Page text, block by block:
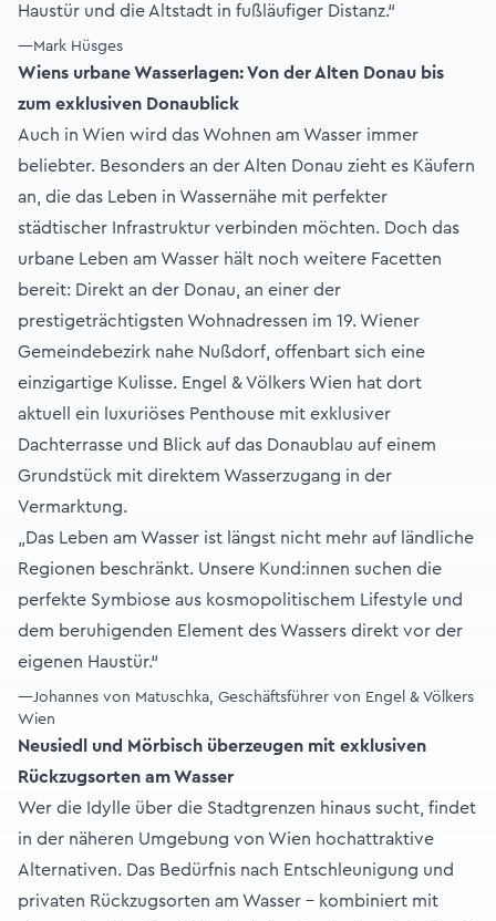
Haustür und die Altstadt in fußläufiger Distanz.“
—Mark Hüsges
Wiens urbane Wasserlagen: Von der Alten Donau bis
zum exklusiven Donaublick
Auch in Wien wird das Wohnen am Wasser immer
beliebter. Besonders an der Alten Donau zieht es Käufern
an, die das Leben in Wassernähe mit perfekter
städtischer Infrastruktur verbinden möchten. Doch das
urbane Leben am Wasser hält noch weitere Facetten
bereit: Direkt an der Donau, an einer der
prestigeträchtigsten Wohnadressen im 19. Wiener
Gemeindebezirk nahe Nußdorf, offenbart sich eine
einzigartige Kulisse. Engel & Völkers Wien hat dort
aktuell ein luxuriöses Penthouse mit exklusiver
Dachterrasse und Blick auf das Donaublau auf einem
Grundstück mit direktem Wasserzugang in der
Vermarktung.
„Das Leben am Wasser ist längst nicht mehr auf ländliche
Regionen beschränkt. Unsere Kund:innen suchen die
perfekte Symbiose aus kosmopolitischem Lifestyle und
dem beruhigenden Element des Wassers direkt vor der
eigenen Haustür.“
—Johannes von Matuschka, Geschäftsführer von Engel & Völkers
Wien
Neusiedl und Mörbisch überzeugen mit exklusiven
Rückzugsorten am Wasser
Wer die Idylle über die Stadtgrenzen hinaus sucht, findet
in der näheren Umgebung von Wien hochattraktive
Alternativen. Das Bedürfnis nach Entschleunigung und
privaten Rückzugsorten am Wasser – kombiniert mit